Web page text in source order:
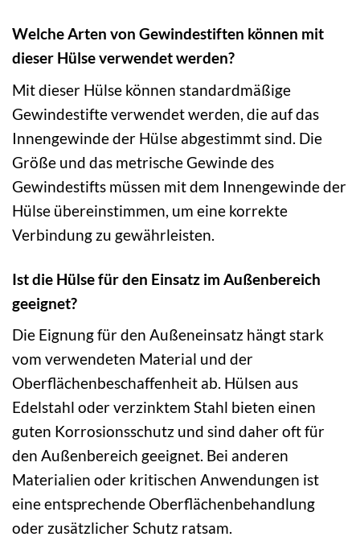
Welche Arten von Gewindestiften können mit
dieser Hülse verwendet werden?
Mit dieser Hülse können standardmäßige
Gewindestifte verwendet werden, die auf das
Innengewinde der Hülse abgestimmt sind. Die
Größe und das metrische Gewinde des
Gewindestifts müssen mit dem Innengewinde der
Hülse übereinstimmen, um eine korrekte
Verbindung zu gewährleisten.
Ist die Hülse für den Einsatz im Außenbereich
geeignet?
Die Eignung für den Außeneinsatz hängt stark
vom verwendeten Material und der
Oberflächenbeschaffenheit ab. Hülsen aus
Edelstahl oder verzinktem Stahl bieten einen
guten Korrosionsschutz und sind daher oft für
den Außenbereich geeignet. Bei anderen
Materialien oder kritischen Anwendungen ist
eine entsprechende Oberflächenbehandlung
oder zusätzlicher Schutz ratsam.